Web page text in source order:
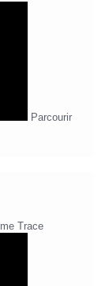
Parcourir
Trace